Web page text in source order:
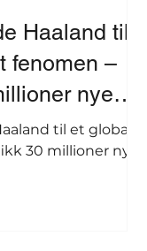
Haaland til
fenomen –
nye
til et globalt
30 millioner nye